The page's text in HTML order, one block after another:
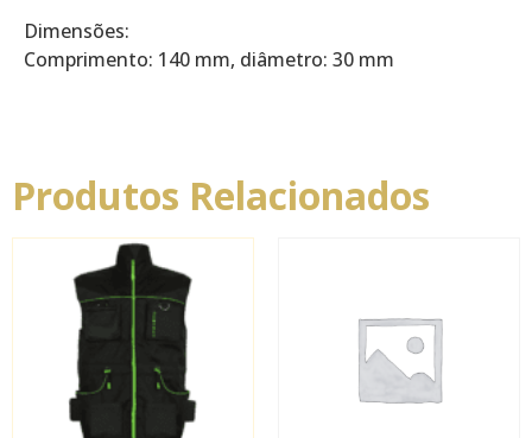
Dimensões:
Comprimento: 140 mm, diâmetro: 30 mm
Produtos Relacionados